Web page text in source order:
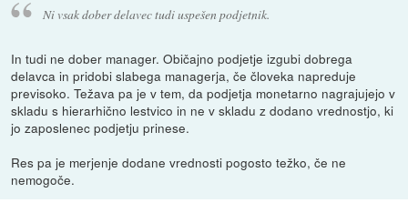
Ni vsak dober delavec tudi uspešen podjetnik.
In tudi ne dober manager. Običajno podjetje izgubi dobrega
delavca in pridobi slabega managerja, če človeka napreduje
previsoko. Težava pa je v tem, da podjetja monetarno nagrajujejo v
skladu s hierarhično lestvico in ne v skladu z dodano vrednostjo, ki
jo zaposlenec podjetju prinese.
Res pa je merjenje dodane vrednosti pogosto težko, če ne
nemogoče.